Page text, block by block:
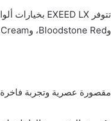
وBloodstone Red، وPearl Cream، لتناسب مختلف الأذواق وتبرز الطابع العصري المميز للسيارة.
مقصورة عصرية وتجربة فاخرة